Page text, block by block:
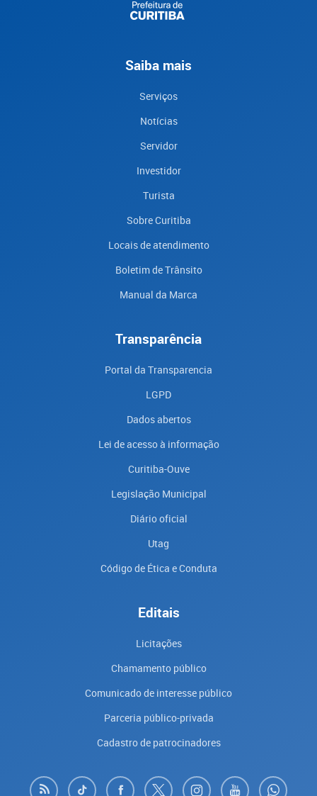
Saiba mais
Serviços
Notícias
Servidor
Investidor
Turista
Sobre Curitiba
Locais de atendimento
Boletim de Trânsito
Manual da Marca
Transparência
Portal da Transparencia
LGPD
Dados abertos
Lei de acesso à informação
Curitiba-Ouve
Legislação Municipal
Diário oficial
Utag
Código de Ética e Conduta
Editais
Licitações
Chamamento público
Comunicado de interesse público
Parceria público-privada
Cadastro de patrocinadores